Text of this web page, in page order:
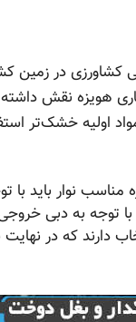
کشاورزی در زمین
هویزه نقش
اولیه خشک‌تر
مناسب نوار باید
توجه به دبی خروجی
دارند که در